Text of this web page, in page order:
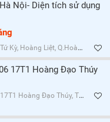
Nội- Diện tích sử dụng
Tứ Kỳ, Hoàng Liệt, Q.Hoàng Mai, Hà Nội
17T1 Hoàng Đạo Thúy
17T1 Hoàng Đạo Thúy, Trung Hòa, Q.Cầu Giấy, Hà Nội